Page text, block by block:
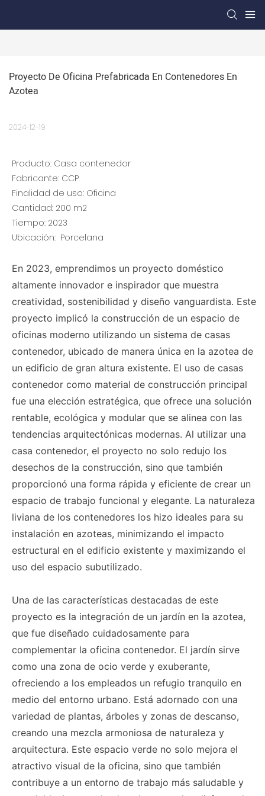
Proyecto De Oficina Prefabricada En Contenedores En
Azotea
2024-12-19
Producto: Casa contenedor
Fabricante: CCP
Finalidad de uso: Oficina
Cantidad: 200 m2
Tiempo: 2023
Ubicación: Porcelana
En 2023, emprendimos un proyecto doméstico
altamente innovador e inspirador que muestra
creatividad, sostenibilidad y diseño vanguardista. Este
proyecto implicó la construcción de un espacio de
oficinas moderno utilizando un sistema de casas
contenedor, ubicado de manera única en la azotea de
un edificio de gran altura existente. El uso de casas
contenedor como material de construcción principal
fue una elección estratégica, que ofrece una solución
rentable, ecológica y modular que se alinea con las
tendencias arquitectónicas modernas. Al utilizar una
casa contenedor, el proyecto no solo redujo los
desechos de la construcción, sino que también
proporcionó una forma rápida y eficiente de crear un
espacio de trabajo funcional y elegante. La naturaleza
liviana de los contenedores los hizo ideales para su
instalación en azoteas, minimizando el impacto
estructural en el edificio existente y maximizando el
uso del espacio subutilizado.
Una de las características destacadas de este
proyecto es la integración de un jardín en la azotea,
que fue diseñado cuidadosamente para
complementar la oficina contenedor. El jardín sirve
como una zona de ocio verde y exuberante,
ofreciendo a los empleados un refugio tranquilo en
medio del entorno urbano. Está adornado con una
variedad de plantas, árboles y zonas de descanso,
creando una mezcla armoniosa de naturaleza y
arquitectura. Este espacio verde no solo mejora el
atractivo visual de la oficina, sino que también
contribuye a un entorno de trabajo más saludable y